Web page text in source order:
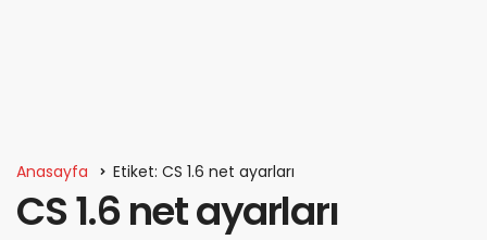
Anasayfa Etiket: CS 1.6 net ayarları
CS 1.6 net ayarları